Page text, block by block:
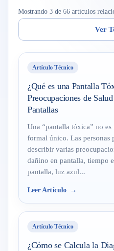
Mostrando 3 de 66 artículos
Ver
Artículo Técnico
¿Qué es una Pantalla
Preocupaciones de
Pantallas
Una “pantalla tóxica” no
formal único. Las personas
describir varias
dañino en pantalla, tiempo
pantalla, luz azul...
Leer Artículo
Artículo Técnico
¿Cómo se Calcula la